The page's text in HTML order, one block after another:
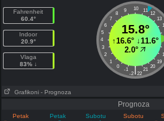
Fahrenheit
60.4°
Indoor
20.9°
Vlaga
83% ↓
10
9 11
8
12
7
13
6
5
4
3
2
1
19
0
20
-1 21
|
-2 22
15.8°
↑16.6°↓11.6°
2.0°
Grafikoni - Prognoza
Prognoza
Petak
Petak
Subotu
Subotu